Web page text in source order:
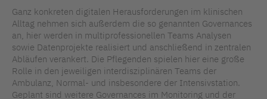
Ganz konkreten digitalen Herausforderungen im klinischen
Alltag nehmen sich außerdem die so genannten Governances
an, hier werden in multiprofessionellen Teams Analysen
sowie Datenprojekte realisiert und anschließend in zentralen
Abläufen verankert. Die Pflegenden spielen hier eine große
Rolle in den jeweiligen interdisziplinären Teams der
Ambulanz, Normal- und insbesondere der Intensivstation.
Geplant sind weitere Governances im Monitoring und der